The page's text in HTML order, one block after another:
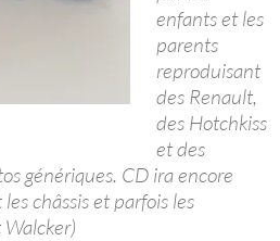
enfants et les
parents
reproduisant
des Renault,
des Hotchkiss
et des
génériques. CD ira encore
châssis et parfois les